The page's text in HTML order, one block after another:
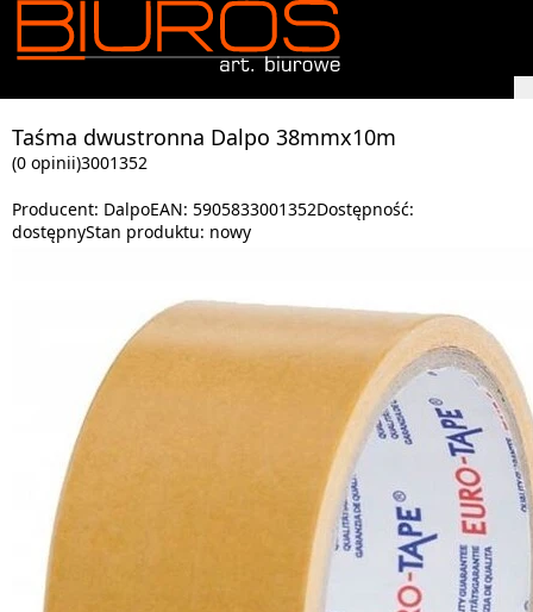
Taśma dwustronna Dalpo 38mmx10m
(0 opinii)3001352
Producent: DalpoEAN: 5905833001352Dostępność:
dostępnyStan produktu: nowy